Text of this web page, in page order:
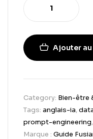
Ajouter
Category: Bien-être
Tags: anglais-ia,
prompt-engineering,
Marque : Guide